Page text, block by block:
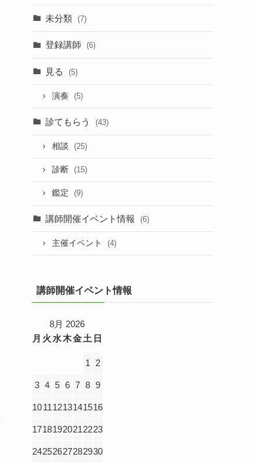
未分類 (7)
登録講師 (6)
見る (5)
演奏 (5)
診てもらう (43)
相談 (25)
診断 (15)
鑑定 (9)
講師開催イベント情報 (6)
主催イベント (4)
講師開催イベント情報
8月 2026
月 火 水木金土 日
1 2
3 4 5 6 7 8 9
10111213141516
17181920212223
24252627282930